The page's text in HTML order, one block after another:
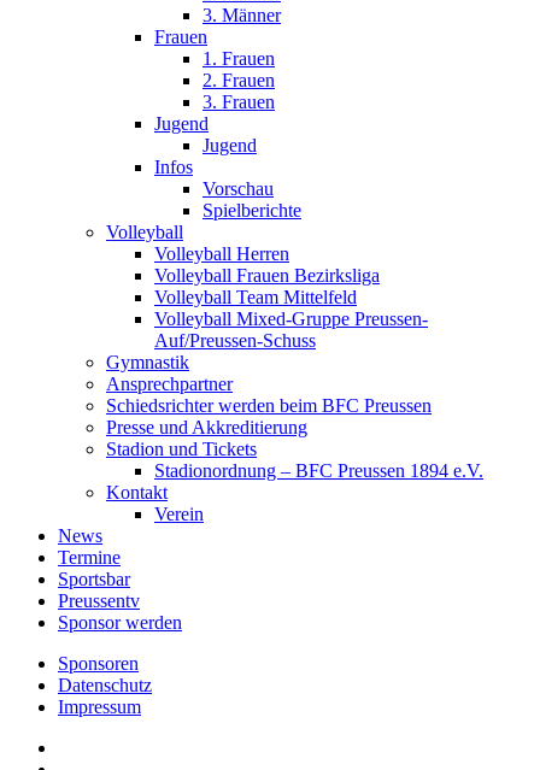
3. Männer
Frauen
1. Frauen
2. Frauen
3. Frauen
Jugend
Jugend
Infos
Vorschau
Spielberichte
Volleyball
Volleyball Herren
Volleyball Frauen Bezirksliga
Volleyball Team Mittelfeld
Volleyball Mixed-Gruppe Preussen-
Auf/Preussen-Schuss
Gymnastik
Ansprechpartner
Schiedsrichter werden beim BFC Preussen
Presse und Akkreditierung
Stadion und Tickets
Stadionordnung – BFC Preussen 1894 e.V.
Kontakt
Verein
News
Termine
Sportsbar
Preussentv
Sponsor werden
Sponsoren
Datenschutz
Impressum